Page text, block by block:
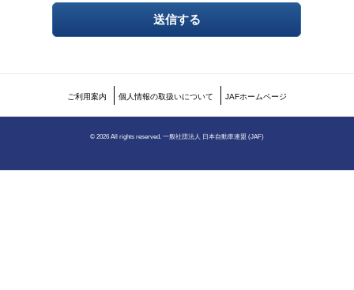
ご利用案内 個人情報の取扱いについて JAFホームページ
© 2026 All rights reserved. 一般社団法人 日本自動車連盟 (JAF)